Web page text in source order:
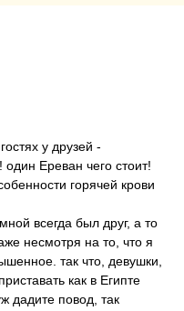
у друзей -
Ереван чего стоит!
горячей крови
всегда был друг, а то
несмотря на то, что я
так что, девушки,
как в Египте
дадите повод, так